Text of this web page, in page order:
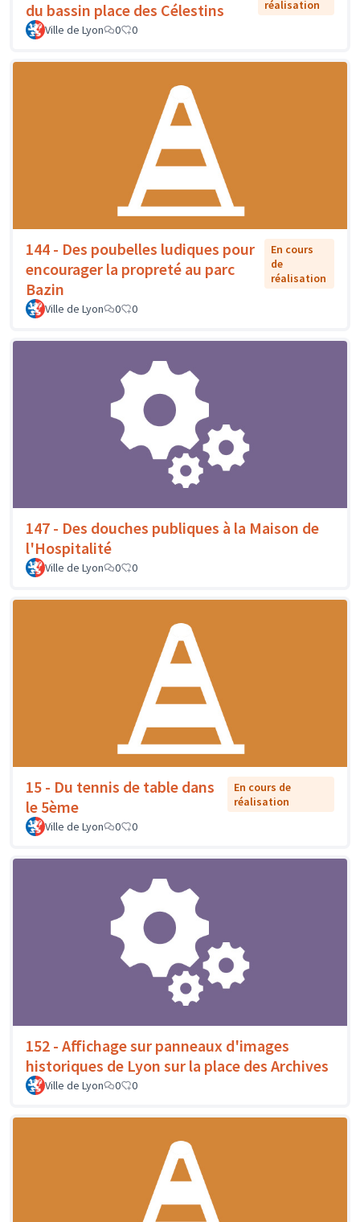
du bassin place des Célestins
réalisation
Ville de Lyon
0 0
144 - Des poubelles ludiques pour
encourager la propreté au parc
Bazin
En cours
de
réalisation
Ville de Lyon 0 0
147 - Des douches publiques à la Maison de
l'Hospitalité
Ville de Lyon 0 0
15 - Du tennis de table dans
le 5ème
En cours de
réalisation
Ville de Lyon
0 0
152 - Affichage sur panneaux d'images
historiques de Lyon sur la place des Archives
Ville de Lyon 0 0